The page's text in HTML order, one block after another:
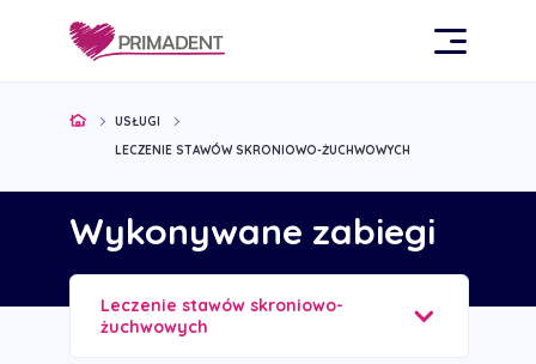
USŁUGI
LECZENIE STAWÓW SKRONIOWO-ŻUCHWOWYCH
Wykonywane zabiegi
Leczenie stawów skroniowo-
żuchwowych